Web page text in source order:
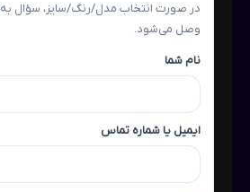
در صورت انتخاب مدل/رنگ/سایز، سؤال
وصل می‌شود.
نام شما
ایمیل یا شماره تماس